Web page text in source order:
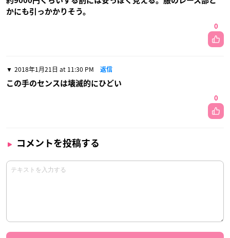
かにも引っかかりそう。
0
2018年1月21日 at 11:30 PM 返信
この手のセンスは壊滅的にひどい
0
コメントを投稿する